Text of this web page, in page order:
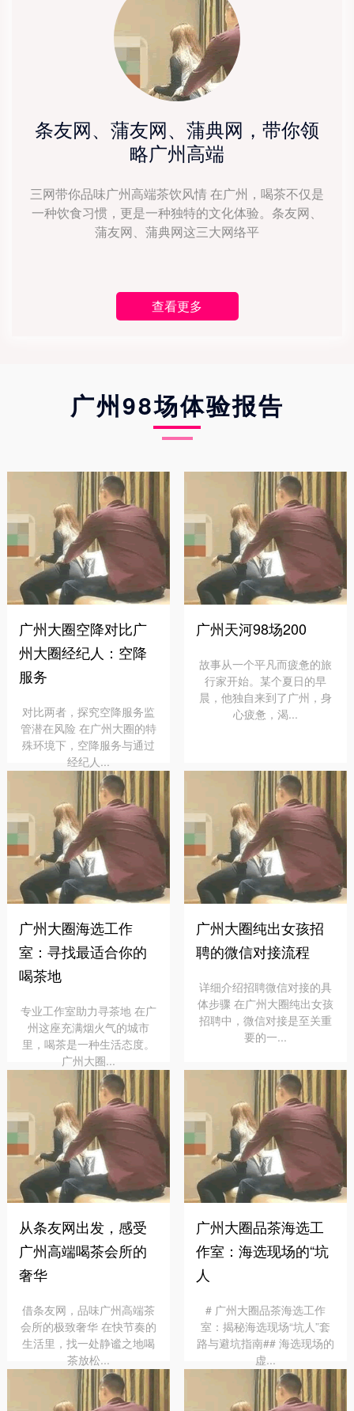
条友网、蒲友网、蒲典网，带你领
略广州高端
三网带你品味广州高端茶饮风情 在广州，喝茶不仅是
一种饮食习惯，更是一种独特的文化体验。条友网、
蒲友网、蒲典网这三大网络平
查看更多
广州98场体验报告
广州大圈空降对比广
州大圈经纪人：空降
服务
对比两者，探究空降服务监
管潜在风险 在广州大圈的特
殊环境下，空降服务与通过
经纪人...
广州天河98场200
故事从一个平凡而疲惫的旅
行家开始。某个夏日的早
晨，他独自来到了广州，身
心疲惫，渴...
广州大圈海选工作
室：寻找最适合你的
喝茶地
专业工作室助力寻茶地 在广
州这座充满烟火气的城市
里，喝茶是一种生活态度。
广州大圈...
广州大圈纯出女孩招
聘的微信对接流程
详细介绍招聘微信对接的具
体步骤 在广州大圈纯出女孩
招聘中，微信对接是至关重
要的一...
从条友网出发，感受
广州高端喝茶会所的
奢华
借条友网，品味广州高端茶
会所的极致奢华 在快节奏的
生活里，找一处静谧之地喝
茶放松...
广州大圈品茶海选工
作室：海选现场的“坑
人
# 广州大圈品茶海选工作
室：揭秘海选现场“坑人”套
路与避坑指南## 海选现场的
虚...